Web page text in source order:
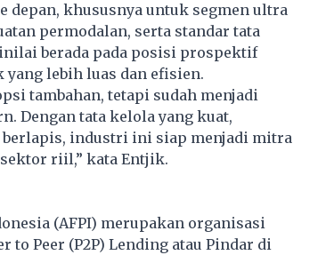
khususnya untuk segmen ultra
permodalan, serta standar tata
berada pada posisi prospektif
lebih luas dan eﬁsien.
tambahan, tetapi sudah menjadi
Dengan tata kelola yang kuat,
berlapis, industri ini siap menjadi mitra
riil,” kata Entjik.
(AFPI) merupakan organisasi
to Peer (P2P) Lending atau Pindar di